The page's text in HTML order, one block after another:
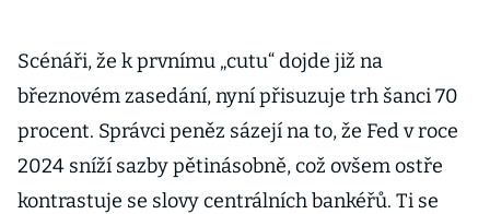
Scénáři, že k prvnímu „cutu“ dojde již na
březnovém zasedání, nyní přisuzuje trh šanci 70
procent. Správci peněz sázejí na to, že Fed v roce
2024 sníží sazby pětinásobně, což ovšem ostře
kontrastuje se slovy centrálních bankéřů. Ti se